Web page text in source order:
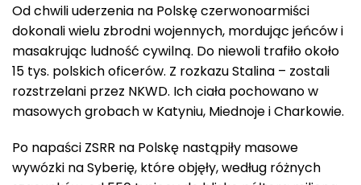
Od chwili uderzenia na Polskę czerwonoarmiści
dokonali wielu zbrodni wojennych, mordując jeńców i
masakrując ludność cywilną. Do niewoli trafiło około
15 tys. polskich oficerów. Z rozkazu Stalina – zostali
rozstrzelani przez NKWD. Ich ciała pochowano w
masowych grobach w Katyniu, Miednoje i Charkowie.
Po napaści ZSRR na Polskę nastąpiły masowe
wywózki na Syberię, które objęły, według różnych